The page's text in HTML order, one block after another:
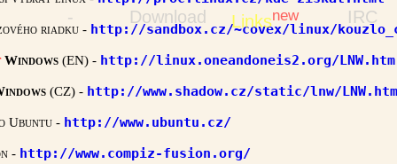
- Download Linksnew IRC
riadku - http://sandbox.cz/~covex/linux/
Windows (EN) - http://linux.oneandoneis2.org/LNW.htm
(CZ) - http://www.shadow.cz/static/lnw/LNW.htm
Ubuntu - http://www.ubuntu.cz/
- http://www.compiz-fusion.org/